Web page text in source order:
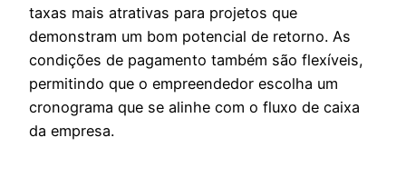
taxas mais atrativas para projetos que
demonstram um bom potencial de retorno. As
condições de pagamento também são flexíveis,
permitindo que o empreendedor escolha um
cronograma que se alinhe com o fluxo de caixa
da empresa.